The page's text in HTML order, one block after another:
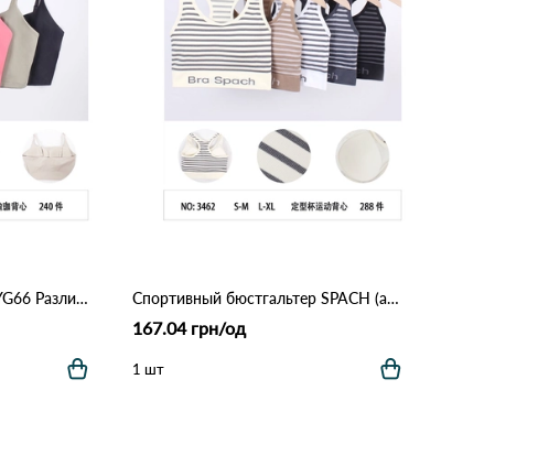
Топ женский Arise Sport YG66 Различные цвета Спортивный бюстгальтер SPACH (арт. 3462), Разные цвета
167.04 грн/од
1 шт